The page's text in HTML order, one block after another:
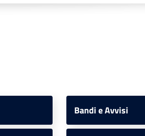
Bandi e Avvisi